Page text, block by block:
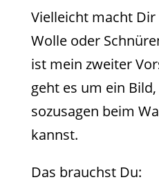
Vielleicht macht
Wolle oder
ist mein zweiter
geht es um ein
sozusagen beim
kannst.
Das brauchst Du: